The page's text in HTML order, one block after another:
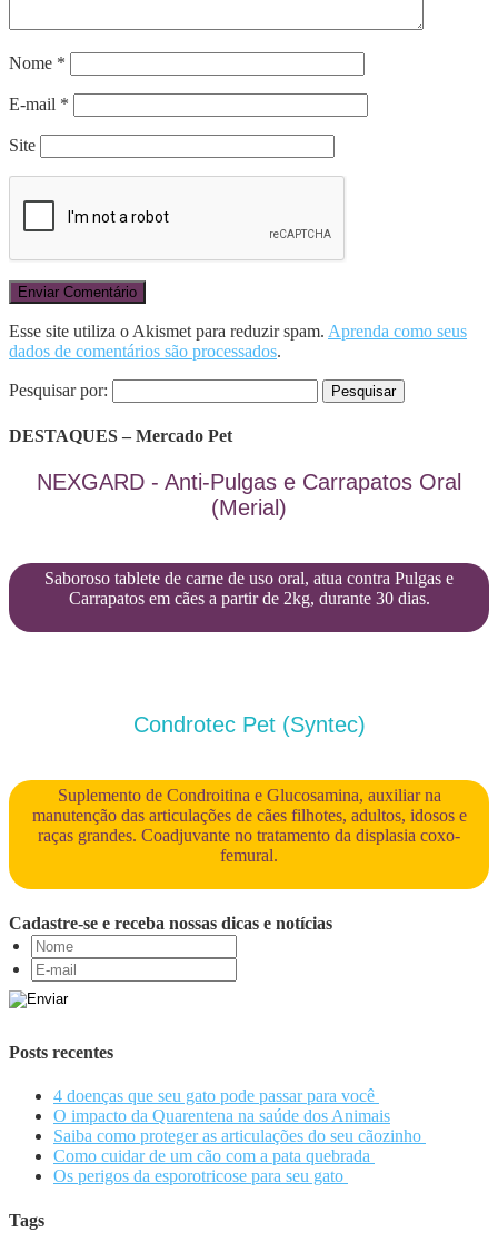
Nome *
E-mail *
Site
Esse site utiliza o Akismet para reduzir spam. Aprenda como seus
dados de comentários são processados.
Pesquisar por:
DESTAQUES – Mercado Pet
NEXGARD - Anti-Pulgas e Carrapatos Oral
(Merial)
Saboroso tablete de carne de uso oral, atua contra Pulgas e
Carrapatos em cães a partir de 2kg, durante 30 dias.
Condrotec Pet (Syntec)
Suplemento de Condroitina e Glucosamina, auxiliar na
manutenção das articulações de cães filhotes, adultos, idosos e
raças grandes. Coadjuvante no tratamento da displasia coxo-
femural.
Cadastre-se e receba nossas dicas e notícias
Posts recentes
4 doenças que seu gato pode passar para você
O impacto da Quarentena na saúde dos Animais
Saiba como proteger as articulações do seu cãozinho
Como cuidar de um cão com a pata quebrada
Os perigos da esporotricose para seu gato
Tags